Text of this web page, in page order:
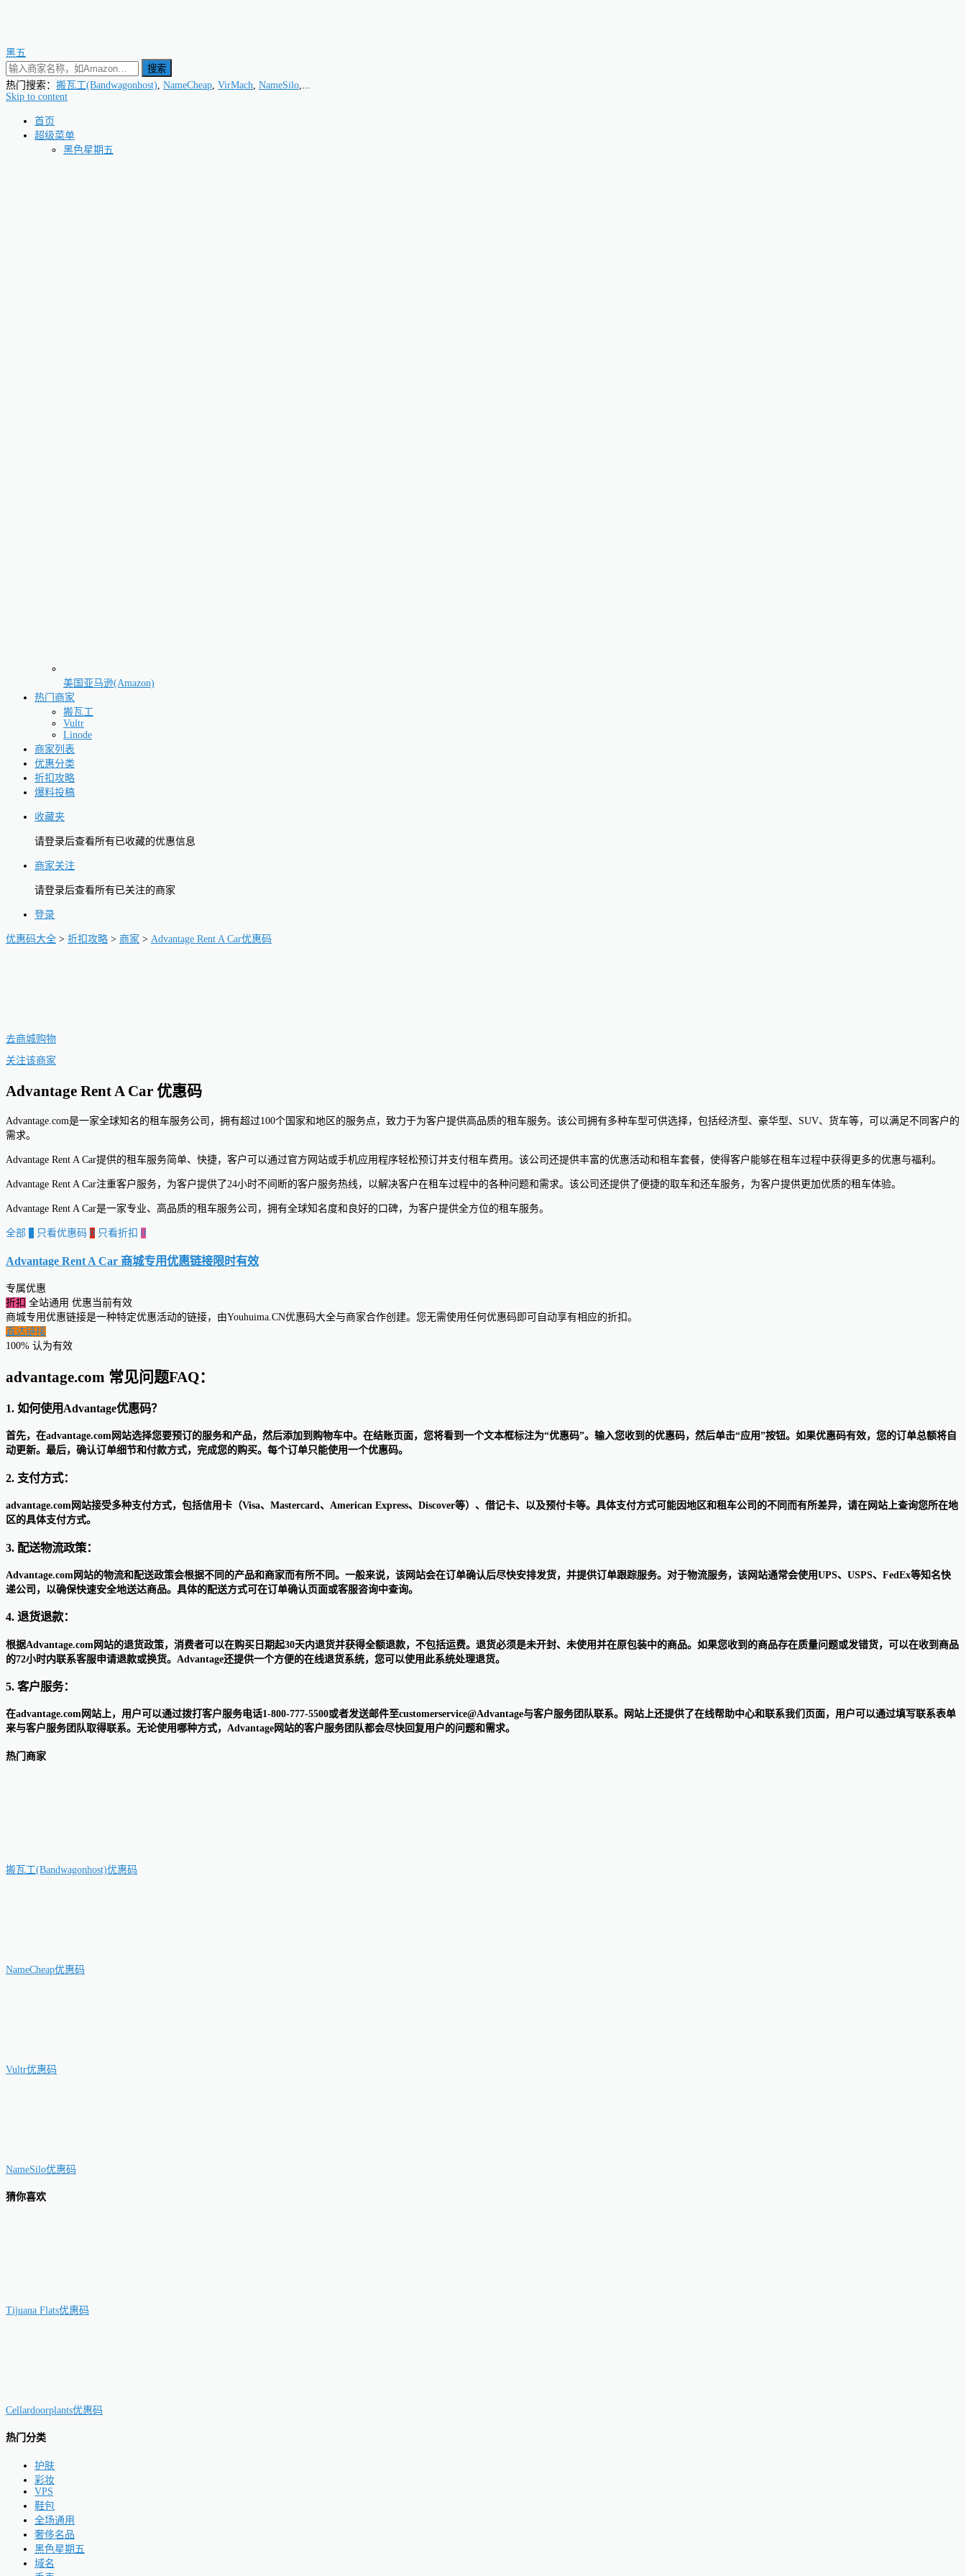
黑五
搜索
热门搜索： 搬瓦工(Bandwagonhost), NameCheap, VirMach, NameSilo,...
Skip to content
首页
超级菜单
黑色星期五
美国亚马逊(Amazon)
热门商家
搬瓦工
Vultr
Linode
商家列表
优惠分类
折扣攻略
爆料投稿
收藏夹
请登录后查看所有已收藏的优惠信息
商家关注
请登录后查看所有已关注的商家
登录
优惠码大全 > 折扣攻略 > 商家 > Advantage Rent A Car优惠码
去商城购物
关注该商家
Advantage Rent A Car 优惠码
Advantage.com是一家全球知名的租车服务公司，拥有超过100个国家和地区的服务点，致力于为客户提供高品质的租车服务。该公司拥有多种车型可供选择，包括经济型、豪华型、SUV、货车等，可以满足不同客户的
需求。
Advantage Rent A Car提供的租车服务简单、快捷，客户可以通过官方网站或手机应用程序轻松预订并支付租车费用。该公司还提供丰富的优惠活动和租车套餐，使得客户能够在租车过程中获得更多的优惠与福利。
Advantage Rent A Car注重客户服务，为客户提供了24小时不间断的客户服务热线，以解决客户在租车过程中的各种问题和需求。该公司还提供了便捷的取车和还车服务，为客户提供更加优质的租车体验。
Advantage Rent A Car是一家专业、高品质的租车服务公司，拥有全球知名度和良好的口碑，为客户提供全方位的租车服务。
全部 只看优惠码 0 只看折扣 0
Advantage Rent A Car 商城专用优惠链接限时有效
专属优惠
折扣 全站通用 优惠当前有效
商城专用优惠链接是一种特定优惠活动的链接，由Youhuima.CN优惠码大全与商家合作创建。您无需使用任何优惠码即可自动享有相应的折扣。
直达链接
100% 认为有效
advantage.com 常见问题FAQ：
1. 如何使用Advantage优惠码？
首先，在advantage.com网站选择您要预订的服务和产品，然后添加到购物车中。在结账页面，您将看到一个文本框标注为“优惠码”。输入您收到的优惠码，然后单击“应用”按钮。如果优惠码有效，您的订单总额将自
动更新。最后，确认订单细节和付款方式，完成您的购买。每个订单只能使用一个优惠码。
2. 支付方式：
advantage.com网站接受多种支付方式，包括信用卡（Visa、Mastercard、American Express、Discover等）、借记卡、以及预付卡等。具体支付方式可能因地区和租车公司的不同而有所差异，请在网站上查询您所在地
区的具体支付方式。
3. 配送物流政策：
Advantage.com网站的物流和配送政策会根据不同的产品和商家而有所不同。一般来说，该网站会在订单确认后尽快安排发货，并提供订单跟踪服务。对于物流服务，该网站通常会使用UPS、USPS、FedEx等知名快
递公司，以确保快速安全地送达商品。具体的配送方式可在订单确认页面或客服咨询中查询。
4. 退货退款：
根据Advantage.com网站的退货政策，消费者可以在购买日期起30天内退货并获得全额退款，不包括运费。退货必须是未开封、未使用并在原包装中的商品。如果您收到的商品存在质量问题或发错货，可以在收到商品
的72小时内联系客服申请退款或换货。Advantage还提供一个方便的在线退货系统，您可以使用此系统处理退货。
5. 客户服务：
在advantage.com网站上，用户可以通过拨打客户服务电话1-800-777-5500或者发送邮件至customerservice@Advantage与客户服务团队联系。网站上还提供了在线帮助中心和联系我们页面，用户可以通过填写联系表单
来与客户服务团队取得联系。无论使用哪种方式，Advantage网站的客户服务团队都会尽快回复用户的问题和需求。
热门商家
搬瓦工(Bandwagonhost)优惠码
NameCheap优惠码
Vultr优惠码
NameSilo优惠码
猜你喜欢
Tijuana Flats优惠码
Cellardoorplants优惠码
热门分类
护肤
彩妆
VPS
鞋包
全场通用
奢侈名品
黑色星期五
域名